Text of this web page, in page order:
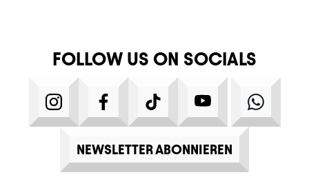
FOLLOW US ON SOCIALS
INSTAGRAMFACEBOOKTIKTOK YOUTUBE
NEWSLETTER ABONNIEREN